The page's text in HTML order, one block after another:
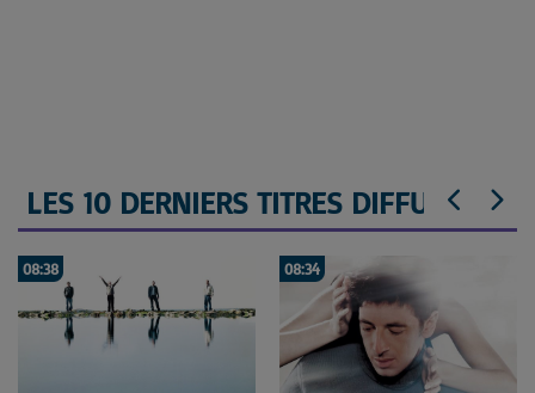
LES 10 DERNIERS TITRES DIFFUSÉS
08:38 08:34